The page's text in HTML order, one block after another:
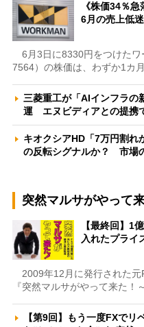
《株価34％
6月の売上低
6月3日に8330円をつけたワ
7564）の株価は、わずか1カ
三菱重工が「AIインフラの
運 エヌビディアとの提携
キオクシアHD「7万円割れ
の反転シグナルか？ 市場
突然マルサがやって
【最終回】1
入れたプラ
2009年12月に発行された元
『突然マルサがやって来た！
【第9回】もう一度FXで